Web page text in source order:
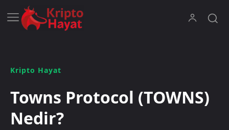
Kripto Hayat
Towns Protocol (TOWNS)
Nedir?